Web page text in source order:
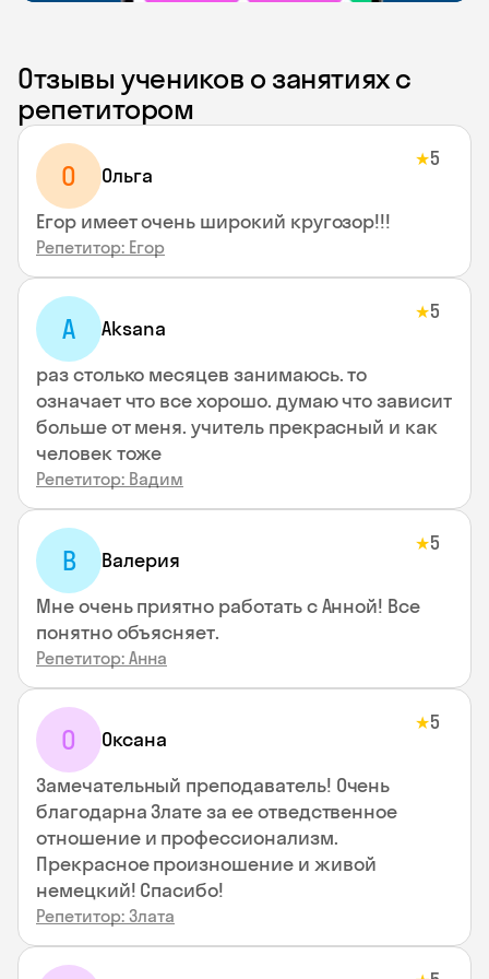
Отзывы учеников о занятиях с
репетитором
О Ольга
★5
Егор имеет очень широкий кругозор!!!
Репетитор: Егор
A Aksana
★5
раз столько месяцев занимаюсь. то
означает что все хорошо. думаю что зависит
больше от меня. учитель прекрасный и как
человек тоже
Репетитор: Вадим
В Валерия
★5
Мне очень приятно работать с Анной! Все
понятно объясняет.
Репетитор: Анна
О Оксана
★5
Замечательный преподаватель! Очень
благодарна Злате за ее отведственное
отношение и профессионализм.
Прекрасное произношение и живой
немецкий! Спасибо!
Репетитор: Злата